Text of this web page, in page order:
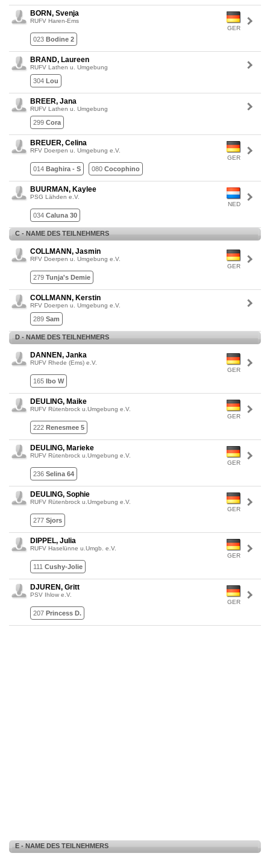
GER
BORN, Svenja
RUFV Haren-Ems
023 Bodine 2
BRAND, Laureen
RUFV Lathen u. Umgebung
304 Lou
BREER, Jana
RUFV Lathen u. Umgebung
299 Cora
GER
BREUER, Celina
RFV Doerpen u. Umgebung e.V.
014 Baghira - S 080 Cocophino
NED
BUURMAN, Kaylee
PSG Lähden e.V.
034 Caluna 30
C - NAME DES TEILNEHMERS
GER
COLLMANN, Jasmin
RFV Doerpen u. Umgebung e.V.
279 Tunja's Demie
COLLMANN, Kerstin
RFV Doerpen u. Umgebung e.V.
289 Sam
D - NAME DES TEILNEHMERS
GER
DANNEN, Janka
RUFV Rhede (Ems) e.V.
165 Ibo W
GER
DEULING, Maike
RUFV Rütenbrock u.Umgebung e.V.
222 Renesmee 5
GER
DEULING, Marieke
RUFV Rütenbrock u.Umgebung e.V.
236 Selina 64
GER
DEULING, Sophie
RUFV Rütenbrock u.Umgebung e.V.
277 Sjors
GER
DIPPEL, Julia
RUFV Haselünne u.Umgb. e.V.
111 Cushy-Jolie
GER
DJUREN, Gritt
PSV Ihlow e.V.
207 Princess D.
E - NAME DES TEILNEHMERS